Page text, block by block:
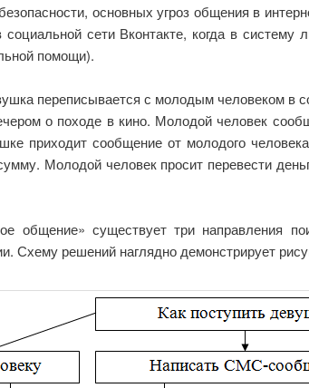
основных угроз общения в
социальной сети Вконтакте, когда в
помощи).
переписывается с молодым человеком в
о походе в кино. Молодой человек
приходит сообщение от молодого
Молодой человек просит перевести
общение» существует три
Схему решений наглядно демонстрирует